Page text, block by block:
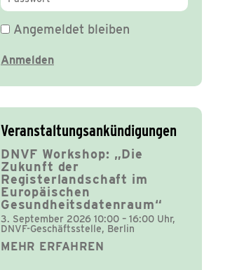
Angemeldet bleiben
Veranstaltungsankündigungen
DNVF Workshop: „Die
Zukunft der
Registerlandschaft im
Europäischen
Gesundheitsdatenraum“
3. September 2026 10:00 – 16:00 Uhr,
DNVF-Geschäftsstelle, Berlin
MEHR ERFAHREN